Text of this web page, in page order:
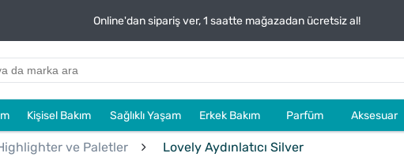
Online'dan sipariş ver, 1 saatte mağazadan ücretsiz al!
Kişisel Bakım Sağlıklı Yaşam Erkek Bakım Parfüm Aksesuar
ve Paletler Lovely Aydınlatıcı Silver